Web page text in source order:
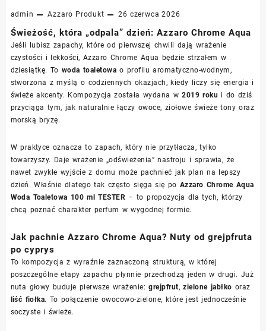
admin Azzaro Produkt 26 czerwca 2026
Świeżość, która „odpala” dzień: Azzaro Chrome Aqua
Jeśli lubisz zapachy, które od pierwszej chwili dają wrażenie
czystości i lekkości, Azzaro Chrome Aqua będzie strzałem w
dziesiątkę. To woda toaletowa o profilu aromatyczno-wodnym,
stworzona z myślą o codziennych okazjach, kiedy liczy się energia i
świeże akcenty. Kompozycja została wydana w2019 roku i do dziś
przyciąga tym, jak naturalnie łączy owoce, ziołowe świeże tony oraz
morską bryzę.
W praktyce oznacza to zapach, który nie przytłacza, tylko
towarzyszy. Daje wrażenie „odświeżenia” nastroju i sprawia, że
nawet zwykłe wyjście z domu może pachnieć jak plan na lepszy
dzień. Właśnie dlatego tak często sięga się po Azzaro Chrome Aqua
Woda Toaletowa 100 ml TESTER – to propozycja dla tych, którzy
chcą poznać charakter perfum w wygodnej formie.
Jak pachnie Azzaro Chrome Aqua? Nuty od grejpfruta
po cyprys
To kompozycja z wyraźnie zaznaczoną strukturą, w której
poszczególne etapy zapachu płynnie przechodzą jeden w drugi. Już
nuta głowy buduje pierwsze wrażenie:grejpfrut,zielone jabłko oraz
liść fiołka. To połączenie owocowo-zielone, które jest jednocześnie
soczyste i świeże.